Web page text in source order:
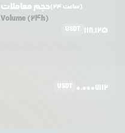
حجم معاملات (24 ساعت)
Volume (24h)
USDT 118,125
USDT 0.0007112